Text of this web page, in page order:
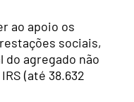
ao apoio os
sociais,
do agregado não
(até 38.632